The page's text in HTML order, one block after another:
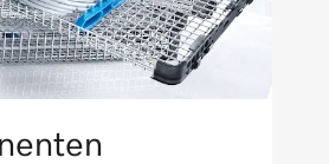
kg
opspattend water IPX5